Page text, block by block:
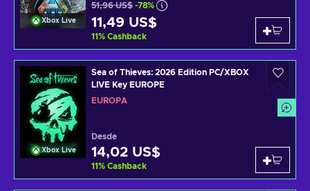
Xbox Live
51,96 US$ -78%
11,49 US$
11% Cashback
Xbox Live
Sea of Thieves: 2026 Edition PC/XBOX
LIVE Key EUROPE
EUROPA
Desde
14,02 US$
11% Cashback